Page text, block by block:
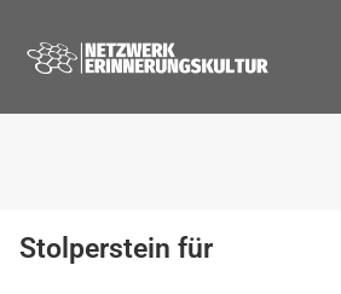
Stolperstein für